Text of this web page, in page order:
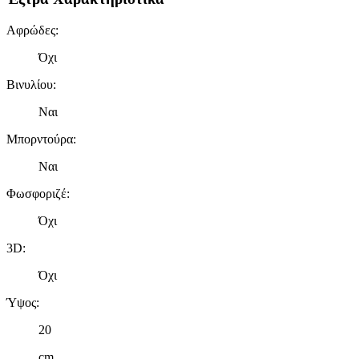
Αφρώδες:
Όχι
Βινυλίου:
Ναι
Μπορντούρα:
Ναι
Φωσφοριζέ:
Όχι
3D:
Όχι
Ύψος:
20